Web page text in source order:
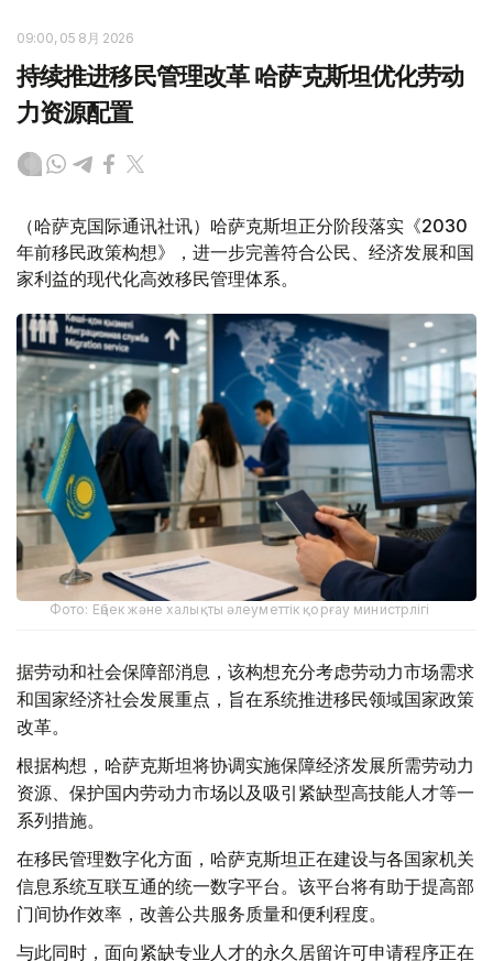
09:00, 05 8月 2026
持续推进移民管理改革 哈萨克斯坦优化劳动
力资源配置
（哈萨克国际通讯社讯）哈萨克斯坦正分阶段落实《2030
年前移民政策构想》，进一步完善符合公民、经济发展和国
家利益的现代化高效移民管理体系。
Фото: Еңбек және халықты әлеуметтік қорғау министрлігі
据劳动和社会保障部消息，该构想充分考虑劳动力市场需求
和国家经济社会发展重点，旨在系统推进移民领域国家政策
改革。
根据构想，哈萨克斯坦将协调实施保障经济发展所需劳动力
资源、保护国内劳动力市场以及吸引紧缺型高技能人才等一
系列措施。
在移民管理数字化方面，哈萨克斯坦正在建设与各国家机关
信息系统互联互通的统一数字平台。该平台将有助于提高部
门间协作效率，改善公共服务质量和便利程度。
与此同时，面向紧缺专业人才的永久居留许可申请程序正在